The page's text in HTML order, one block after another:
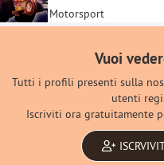
Motorsport
Vuoi
Tutti i profili presenti sulla
utenti
Iscriviti ora gratuitamente